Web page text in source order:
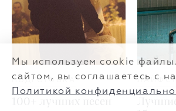
ПОДГОТОВКА
Мы используем cookie
сайтом, вы соглашаетесь с
Политикой